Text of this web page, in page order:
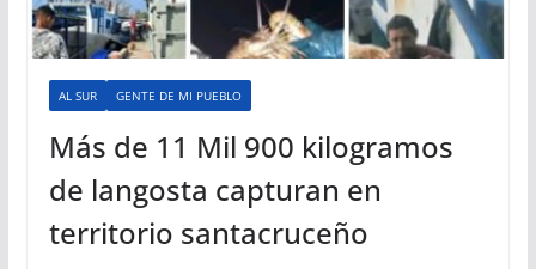
AL SUR GENTE DE MI PUEBLO
Más de 11 Mil 900 kilogramos
de langosta capturan en
territorio santacruceño